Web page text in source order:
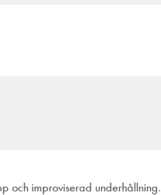
och improviserad underhållning.